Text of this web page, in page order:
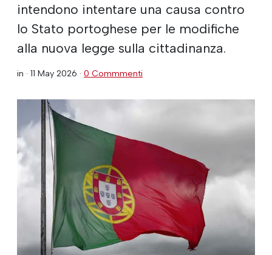
intendono intentare una causa contro
lo Stato portoghese per le modifiche
alla nuova legge sulla cittadinanza.
in · 11 May 2026 · 0 Commmenti